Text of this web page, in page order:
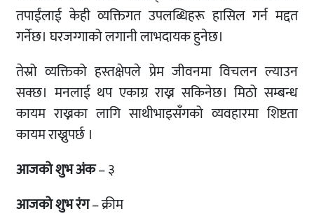
तपाईंलाई केही व्यक्तिगत उपलब्धिहरू हासिल गर्न मद्दत
गर्नेछ। घरजग्गाको लगानी लाभदायक हुनेछ।
तेस्रो व्यक्तिको हस्तक्षेपले प्रेम जीवनमा विचलन ल्याउन
सक्छ। मनलाई थप एकाग्र राख्न सकिनेछ। मिठो सम्बन्ध
कायम राख्नका लागि साथीभाइसँगको व्यवहारमा शिष्टता
कायम राख्नुपर्छ ।
आजको शुभ अंक– ३
आजको शुभ रंग– क्रीम